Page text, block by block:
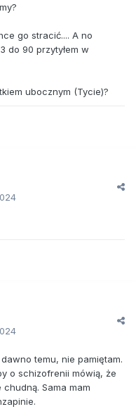
go stracić.... A no
do 90 przytyłem w
ubocznym (Tycie)?
temu, nie pamiętam.
o schizofrenii mówią, że
Sama mam